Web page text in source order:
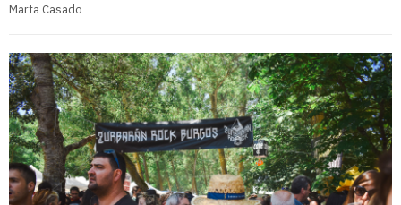
Marta Casado